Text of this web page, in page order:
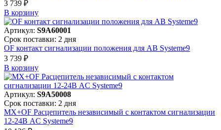
3 739 ₽
В корзинy
Артикул: S9A60001
Срок поставки: 2 дня
OF контакт сигнализации положения для АВ Systeme9
3 739 ₽
В корзинy
Артикул: S9A50008
Срок поставки: 2 дня
MX+OF Расцепитель независимый с контактом сигнализации
12-24В AC Systeme9